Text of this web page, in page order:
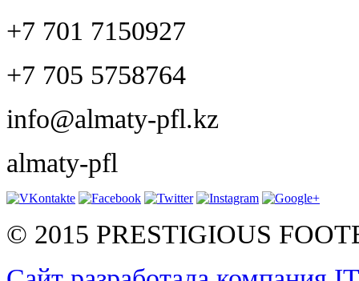
+7 701 7150927
+7 705 5758764
info@almaty-pfl.kz
almaty-pfl
© 2015 PRESTIGIOUS